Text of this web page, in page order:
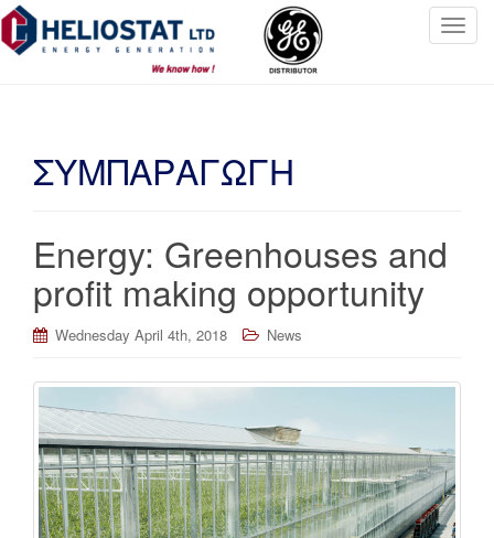
T
o
ΣΥΜΠΑΡΑΓΩΓΗ
Energy: Greenhouses and
profit making opportunity
Wednesday April 4th, 2018 News